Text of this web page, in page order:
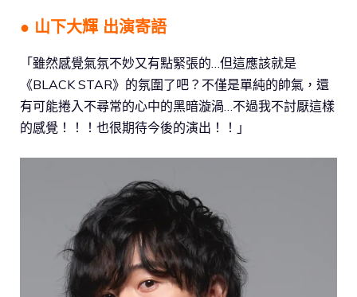
● 山下大輝 出演寄語
「雖然感覺氣氛不妙又有點緊張的…但這應該就是
《BLACK STAR》的氛圍了吧？不僅是單純的帥氣，還
有可能捲入不尋常的心中的黑暗漩渦…不過我不討厭這樣
的感覺！！！也很期待今後的演出！！」